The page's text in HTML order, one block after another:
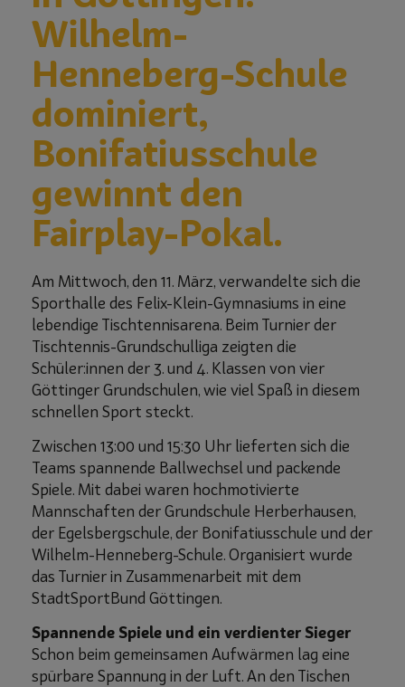
Wilhelm-
Henneberg-Schule
dominiert,
Bonifatiusschule
gewinnt den
Fairplay-Pokal.
Am Mittwoch, den 11. März, verwandelte sich die
Sporthalle des Felix-Klein-Gymnasiums in eine
lebendige Tischtennisarena. Beim Turnier der
Tischtennis-Grundschulliga zeigten die
Schüler:innen der 3. und 4. Klassen von vier
Göttinger Grundschulen, wie viel Spaß in diesem
schnellen Sport steckt.
Zwischen 13:00 und 15:30 Uhr lieferten sich die
Teams spannende Ballwechsel und packende
Spiele. Mit dabei waren hochmotivierte
Mannschaften der Grundschule Herberhausen,
der Egelsbergschule, der Bonifatiusschule und der
Wilhelm-Henneberg-Schule. Organisiert wurde
das Turnier in Zusammenarbeit mit dem
StadtSportBund Göttingen.
Spannende Spiele und ein verdienter Sieger
Schon beim gemeinsamen Aufwärmen lag eine
spürbare Spannung in der Luft. An den Tischen